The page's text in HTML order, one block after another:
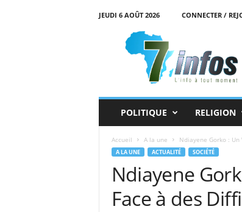
JEUDI 6 AOÛT 2026 CONNECTER /
POLITIQUE RELIGION
Accueil A la une Ndiayene Gorko :
A LA UNE ACTUALITÉ SOCIÉTÉ
Ndiayene
Face à des